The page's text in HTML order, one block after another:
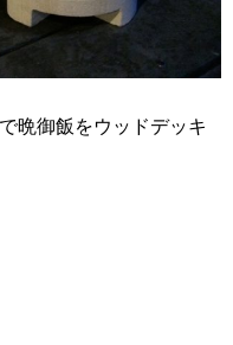
晩御飯をウッドデッキ